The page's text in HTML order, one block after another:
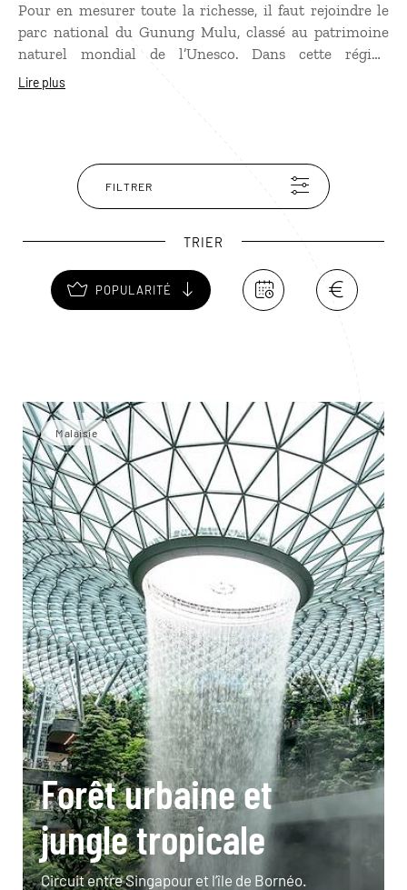
Pour en mesurer toute la richesse, il faut rejoindre le
parc national du Gunung Mulu, classé au patrimoine
naturel mondial de l’Unesco. Dans cette région
spectaculaire, on découvre des formations karstiques
groupes ethniques y cohabitent. Pour mieux
comprendre cette mosaïque humaine, une visite au
village culturel près de Kuching permet d’approcher
Lire plus
FILTRER
TRIER
POPULARITÉ
Malaisie
Forêt urbaine et
jungle tropicale
Circuit entre Singapour et l’île de Bornéo.